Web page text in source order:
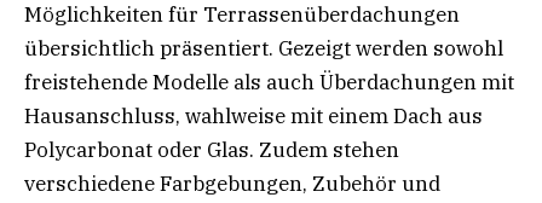
Möglichkeiten für Terrassenüberdachungen
übersichtlich präsentiert. Gezeigt werden sowohl
freistehende Modelle als auch Überdachungen mit
Hausanschluss, wahlweise mit einem Dach aus
Polycarbonat oder Glas. Zudem stehen
verschiedene Farbgebungen, Zubehör und